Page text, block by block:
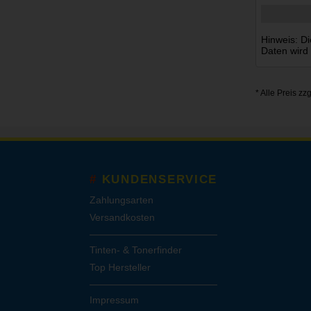
Hinweis:
Daten
* Alle Preis
KUNDENSERVICE
Zahlungsarten
Versandkosten
Tinten- & Tonerfinder
Top Hersteller
Impressum